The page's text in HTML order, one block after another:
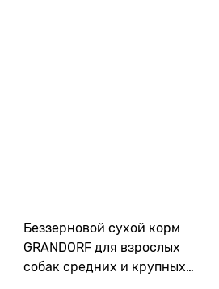
Беззерновой cухой корм
GRANDORF для взрослых
собак средних и крупных